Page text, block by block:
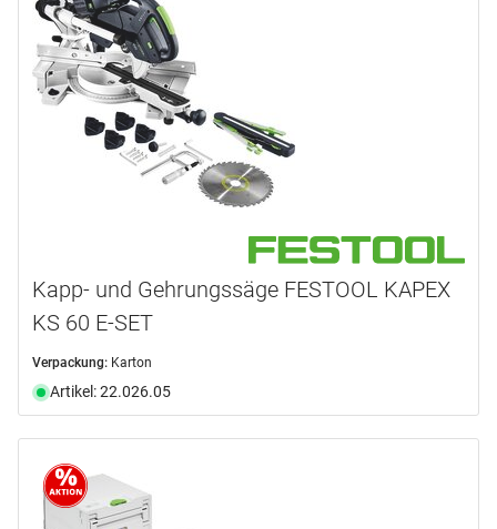
Kapp- und Gehrungssäge FESTOOL KAPEX
KS 60 E-SET
Verpackung: Karton
Artikel: 22.026.05